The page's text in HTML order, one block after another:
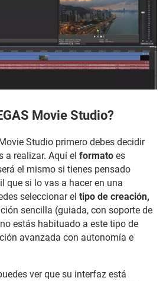
Movie Studio?
Studio primero debes decidir
a realizar. Aquí el formato es
el mismo si tienes pensado
que si lo vas a hacer en una
seleccionar el tipo de creación,
sencilla (guiada, con soporte de
estás habituado a este tipo de
avanzada con autonomía e
ver que su interfaz está